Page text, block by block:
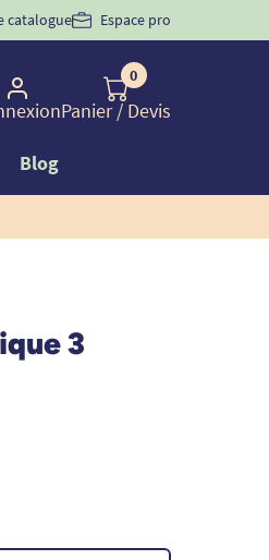
d'incontinence
catalogue Espace pro
0
Panier/ Devis
Blog
3